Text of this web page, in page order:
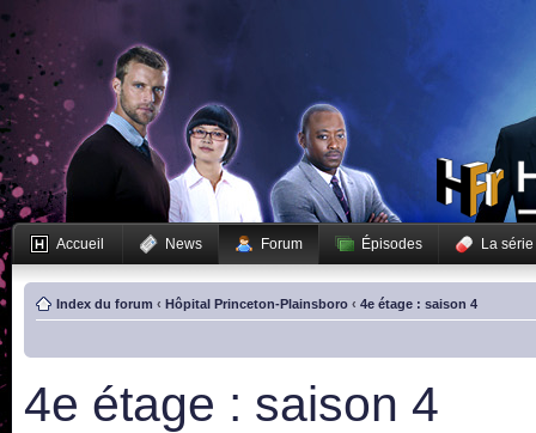
Accueil News Forum Épisodes La série
Index du forum ‹ Hôpital Princeton-Plainsboro ‹ 4e étage : saison 4
4e étage : saison 4